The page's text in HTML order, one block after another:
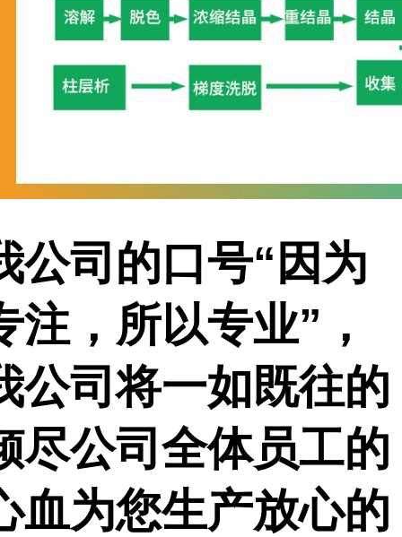
公司的口号“因为
注，所以专业”，
公司将一如既往的
尽公司全体员工的
血为您生产放心的